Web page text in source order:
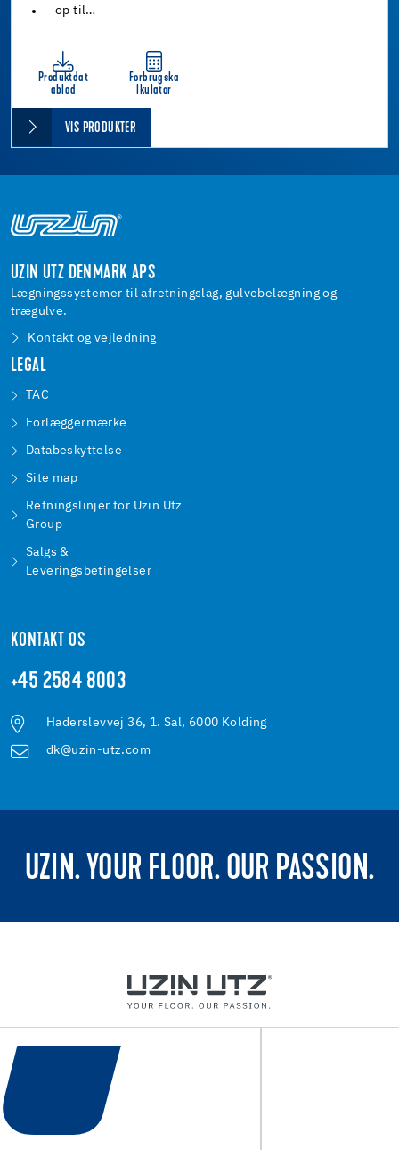
op til…
Produktdat
ablad
Forbrugska
lkulator
VIS PRODUKTER
UZIN UTZ DENMARK APS
Lægningssystemer til afretningslag, gulvebelægning og
trægulve.
Kontakt og vejledning
LEGAL
TAC
Forlæggermærke
Databeskyttelse
Site map
Retningslinjer for Uzin Utz
Group
Salgs &
Leveringsbetingelser
KONTAKT OS
+45 2584 8003
Haderslevvej 36, 1. Sal, 6000 Kolding
dk@uzin-utz.com
UZIN. YOUR FLOOR. OUR PASSION.